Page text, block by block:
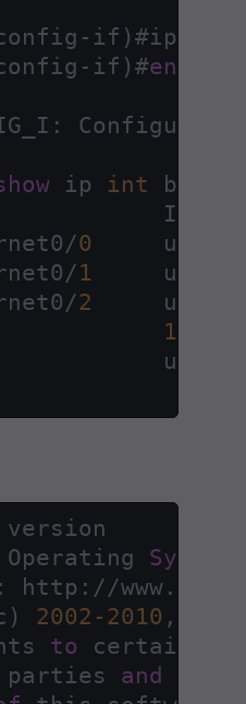
- if)#ip
- if)#end
Configured
ip int brief
IP
/0
/1
/2
10.1
version
Operating System
http: / /
2002 -2010 ,
to certain
and